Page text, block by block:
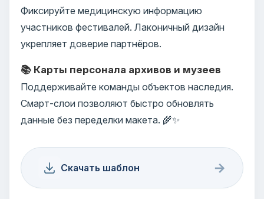
Фиксируйте медицинскую информацию
участников фестивалей. Лаконичный дизайн
укрепляет доверие партнёров.
📚 Карты персонала архивов и музеев
Поддерживайте команды объектов наследия.
Смарт-слои позволяют быстро обновлять
данные без переделки макета. 🌾✨
Скачать шаблон →